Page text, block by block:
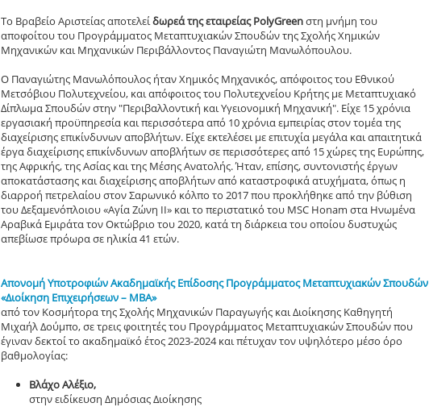
Το Βραβείο Αριστείας αποτελείδωρεά της εταιρείας PolyGreenστη μνήμη του
αποφοίτου του Προγράμματος Μεταπτυχιακών Σπουδών της Σχολής Χημικών
Μηχανικών και Μηχανικών Περιβάλλοντος Παναγιώτη Μανωλόπουλου.
Ο Παναγιώτης Μανωλόπουλος ήταν Χημικός Μηχανικός, απόφοιτος του Εθνικού
Μετσόβιου Πολυτεχνείου, και απόφοιτος του Πολυτεχνείου Κρήτης με Μεταπτυχιακό
Δίπλωμα Σπουδών στην "Περιβαλλοντική και Υγειονομική Μηχανική". Είχε 15 χρόνια
εργασιακή προϋπηρεσία και περισσότερα από 10 χρόνια εμπειρίας στον τομέα της
διαχείρισης επικίνδυνων αποβλήτων. Είχε εκτελέσει με επιτυχία μεγάλα και απαιτητικά
έργα διαχείρισης επικίνδυνων αποβλήτων σε περισσότερες από 15 χώρες της Ευρώπης,
της Αφρικής, της Ασίας και της Μέσης Ανατολής. Ήταν, επίσης, συντονιστής έργων
αποκατάστασης και διαχείρισης αποβλήτων από καταστροφικά ατυχήματα, όπως η
διαρροή πετρελαίου στον Σαρωνικό κόλπο το 2017 που προκλήθηκε από την βύθιση
του Δεξαμενόπλοιου «Αγία Ζώνη ΙΙ» και το περιστατικό του MSC Honam στα Ηνωμένα
Αραβικά Εμιράτα τον Οκτώβριο του 2020, κατά τη διάρκεια του οποίου δυστυχώς
απεβίωσε πρόωρα σε ηλικία 41 ετών.
Απονομή Υποτροφιών Ακαδημαϊκής Επίδοσης Προγράμματος Μεταπτυχιακών Σπουδών
«Διοίκηση Επιχειρήσεων – MBA»
από τον Κοσμήτορα της Σχολής Μηχανικών Παραγωγής και Διοίκησης Καθηγητή
Μιχαήλ Δούμπο, σε τρεις φοιτητές του Προγράμματος Μεταπτυχιακών Σπουδών που
έγιναν δεκτοί το ακαδημαϊκό έτος 2023-2024 και πέτυχαν τον υψηλότερο μέσο όρο
βαθμολογίας:
Βλάχο Αλέξιο,
στην ειδίκευση Δημόσιας Διοίκησης